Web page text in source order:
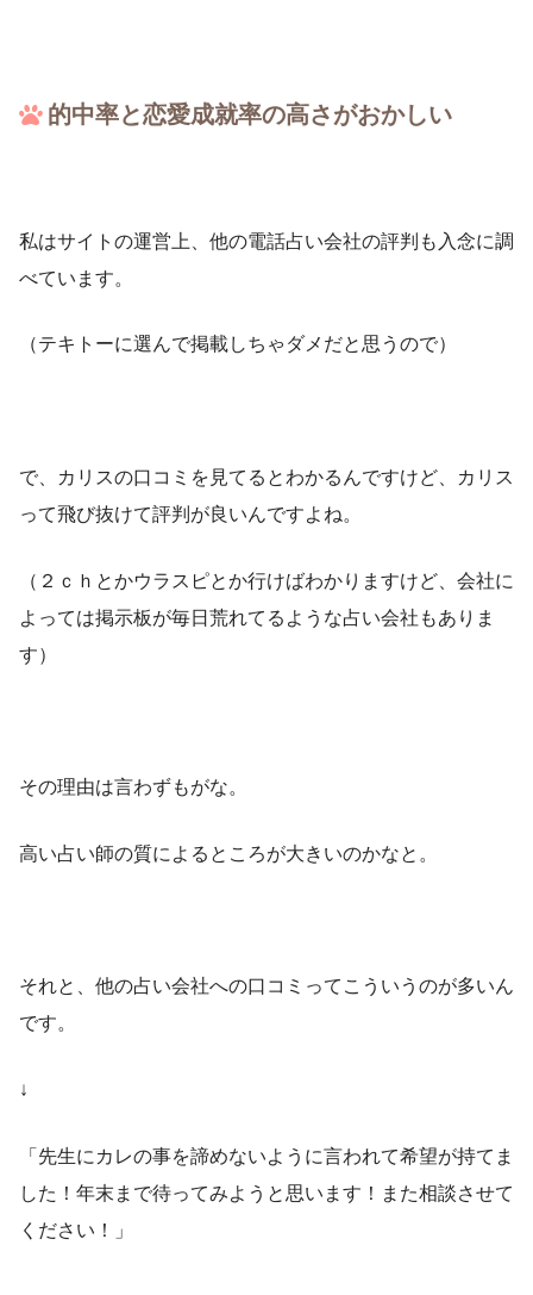
的中率と恋愛成就率の高さがおかしい
私はサイトの運営上、他の電話占い会社の評判も入念に調
べています。
（テキトーに選んで掲載しちゃダメだと思うので）
で、カリスの口コミを見てるとわかるんですけど、カリス
って飛び抜けて評判が良いんですよね。
（２ｃｈとかウラスピとか行けばわかりますけど、会社に
よっては掲示板が毎日荒れてるような占い会社もありま
す）
その理由は言わずもがな。
高い占い師の質によるところが大きいのかなと。
それと、他の占い会社への口コミってこういうのが多いん
です。
↓
「先生にカレの事を諦めないように言われて希望が持てま
した！年末まで待ってみようと思います！また相談させて
ください！」